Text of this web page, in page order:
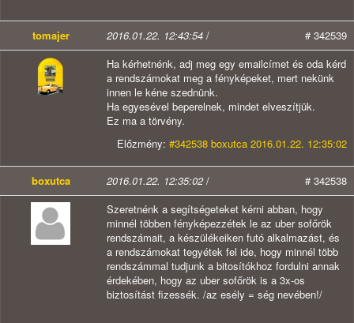
tomajer 2016.01.22. 12:43:54 /
# 342539
Ha kérhetnénk, adj meg egy emailcímet és oda kérd
a rendszámokat meg a fényképeket, mert nekünk
innen le kéne szednünk.
Ha egyesével beperelnek, mindet elveszítjük.
Ez ma a törvény.
Előzmény: #342538 boxutca 2016.01.22. 12:35:02
boxutca 2016.01.22. 12:35:02/
# 342538
Szeretnénk a segítségeteket kérni abban, hogy
minnél többen fényképezzétek le az uber sofőrök
rendszámait, a készülékeiken futó alkalmazást, és
a rendszámokat tegyétek fel ide, hogy minnél több
rendszámmal tudjunk a bitosítókhoz fordulni annak
érdekében, hogy az uber sofőrök is a 3x-os
biztosítást fizessék. /az esély = ség nevében!/